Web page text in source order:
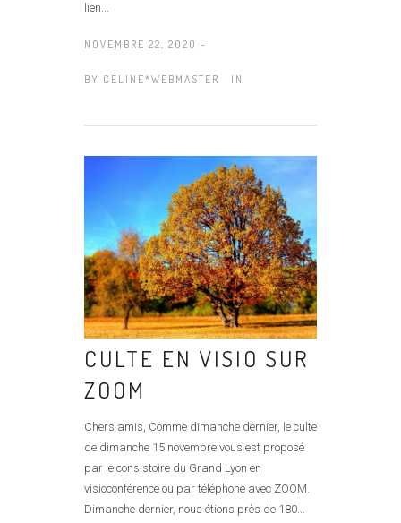
lien...
NOVEMBRE 22, 2020 -
BY CÉLINE*WEBMASTER IN
CULTE EN VISIO SUR
ZOOM
Chers amis, Comme dimanche dernier, le culte
de dimanche 15 novembre vous est proposé
par le consistoire du Grand Lyon en
visioconférence ou par téléphone avec ZOOM.
Dimanche dernier, nous étions près de 180...